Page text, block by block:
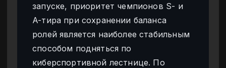
запуске, приоритет чемпионов S- и
A-тира при сохранении баланса
ролей является наиболее стабильным
способом подняться по
киберспортивной лестнице. По